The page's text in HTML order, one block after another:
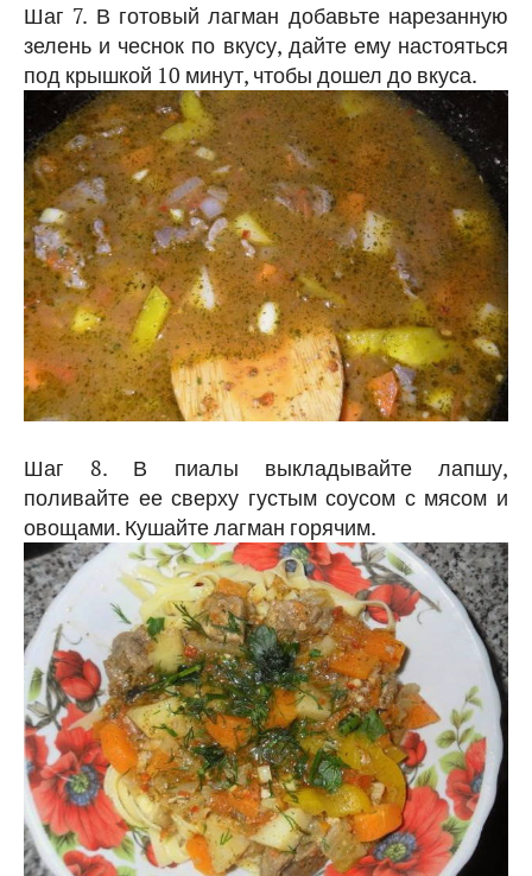
Шаг 7. В готовый лагман добавьте нарезанную
зелень и чеснок по вкусу, дайте ему настояться
под крышкой 10 минут, чтобы дошел до вкуса.
Шаг 8. В пиалы выкладывайте лапшу,
поливайте ее сверху густым соусом с мясом и
овощами. Кушайте лагман горячим.